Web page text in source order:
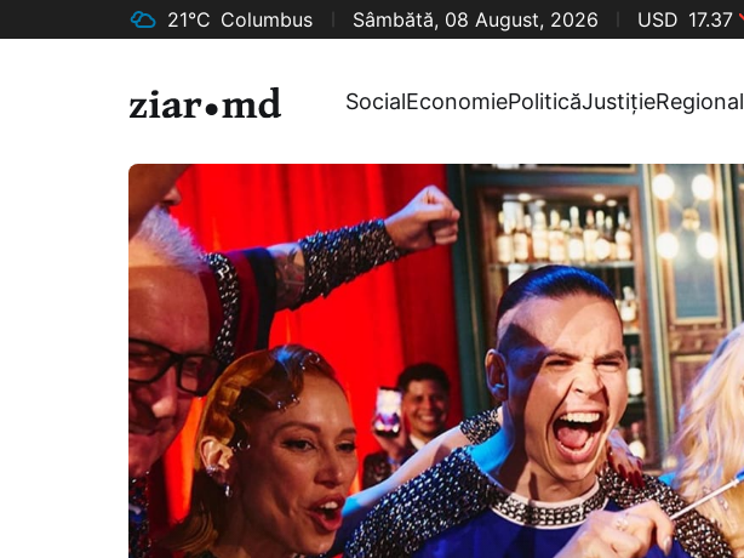
21°C Columbus Sâmbătă, 08 August, 2026 USD 17.37
SocialEconomiePoliticăJustițieRegional